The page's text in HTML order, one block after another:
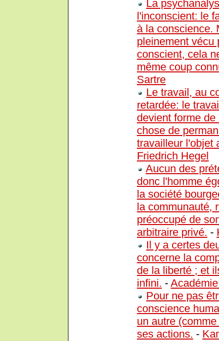
La
l'inconscient: le
à la conscience.
pleinement vécu
conscient, cela
même coup
Sartre
Le travail, au
retardée: le
devient forme
chose de
travailleur l'objet
Friedrich Hegel
Aucun des
donc l'homme
la société
la communauté,
préoccupé de
arbitraire privé. -
Il y a certes
concerne la
de la liberté ; et
infini. -
Pour ne pas
conscience
un autre
ses actions. -